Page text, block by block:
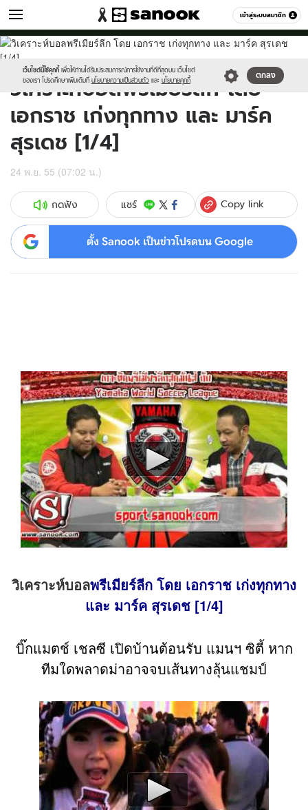
เข้าสู่ระบบสมาชิก
กีฬา หมวดอื่นๆ
เว็บไซต์นี้ใช้คุกกี้ เพื่อให้ท่านได้รับประสบการณ์การใช้งานที่ดีที่สุดบน เว็บไซต์
ของเรา โปรดศึกษาเพิ่มเติมที่ นโยบายความเป็นส่วนตัว และ นโยบายคุกกี้
ตกลง
Sanook
//s.isanook.com/sr/0/images/logo-
new-
sanook.png
600
60
//s.isanook.com/gi/0/3/12/jpg/119/2384730.jpg
วิเคราะห์บอลพรีเมียร์ลีก โดย
เอกราช เก่งทุกทาง และ มาร์ค
สุรเดช [1/4]
24 พ.ย. 55 (07:02 น.)
กดฟัง แชร์ Copy link
ตั้ง Sanook เป็นข่าวโปรดบน Google
วิเคราะห์บอลพรีเมียร์ลีก โดย เอกราช เก่งทุกทาง
และ มาร์ค สุรเดช [1/4]
บิ๊กแมตช์ เชลซี เปิดบ้านต้อนรับ แมนฯ ซิตี้ หาก
ทีมใดพลาดม่าอาจจบเส้นทางลุ้นแชมป์